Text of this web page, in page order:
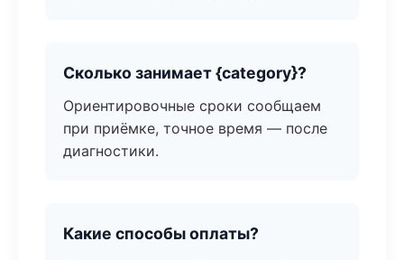
Сколько занимает {category}?
Ориентировочные сроки сообщаем
при приёмке, точное время — после
диагностики.
Какие способы оплаты?